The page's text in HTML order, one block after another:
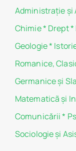
Administraţie şi
Chimie* Drept*
Geologie*
Romanice,
Germanice şi
Matematicã și
Comunicării *
Sociologie şi